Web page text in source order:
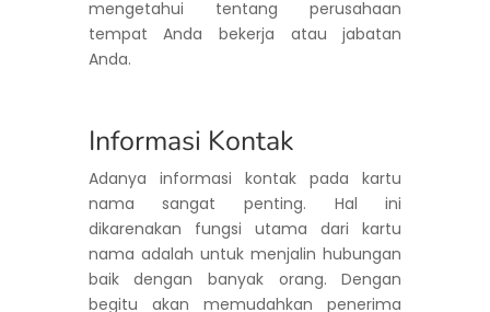
mengetahui tentang perusahaan
tempat Anda bekerja atau jabatan
Anda.
Informasi Kontak
Adanya informasi kontak pada kartu
nama sangat penting. Hal ini
dikarenakan fungsi utama dari kartu
nama adalah untuk menjalin hubungan
baik dengan banyak orang. Dengan
begitu akan memudahkan penerima